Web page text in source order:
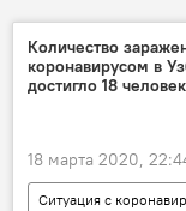
Количество
коронавирусом в
достигло 18 человек
18 марта 2020,
Ситуация с